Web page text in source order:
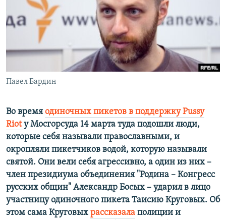
СОЦИАЛЬНЫЕ СЕТИ
Павел Бардин
Во время одиночных пикетов в поддержку Pussy
Riotу Мосгорсуда 14 марта туда подошли люди,
которые себя называли православными, и
окропляли пикетчиков водой, которую называли
святой. Они вели себя агрессивно, а один из них –
член президиума объединения "Родина – Конгресс
русских общин" Александр Босых – ударил в лицо
участницу одиночного пикета Таисию Круговых. Об
этом сама Круговых рассказала полиции и